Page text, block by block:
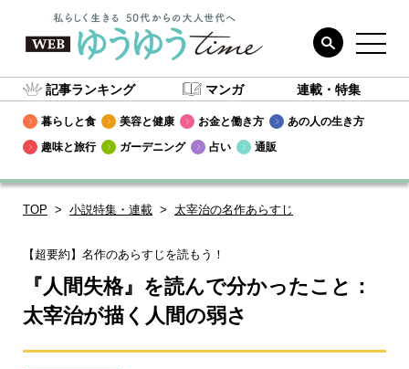
記事ランキング マンガ 連載・特集
暮らしと食 美容と健康 お金と働き方
あの人の生き方
趣味と旅行
ガーデニング 占い 通販
TOP 小説特集・連載 太宰治の名作あらすじ
【超要約】名作のあらすじを読もう！
『人間失格』を読んで分かったこと：
太宰治が描く人間の弱さ